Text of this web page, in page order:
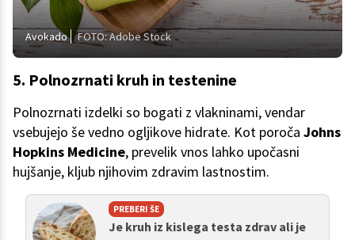
Avokado FOTO: Adobe Stock
5. Polnozrnati kruh in testenine
Polnozrnati izdelki so bogati z vlakninami, vendar
vsebujejo še vedno ogljikove hidrate. Kot poroča Johns
Hopkins Medicine, prevelik vnos lahko upočasni
hujšanje, kljub njihovim zdravim lastnostim.
PREBERI ŠE
Je kruh iz kislega testa zdrav ali je